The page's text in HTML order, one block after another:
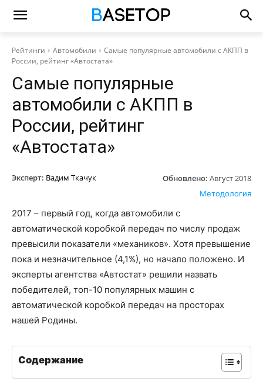
Рейтинги Автомобили
Самые популярные автомобили с АКПП в
России, рейтинг «Автостата»
Самые популярные
автомобили с АКПП в
России, рейтинг
«Автостата»
Эксперт: Вадим Ткачук Обновлено: Август 2018
Методология
2017 – первый год, когда автомобили с
автоматической коробкой передач по числу продаж
превысили показатели «механиков». Хотя превышение
пока и незначительное (4,1%), но начало положено. И
эксперты агентства «Автостат» решили назвать
победителей, топ-10 популярных машин с
автоматической коробкой передач на просторах
нашей Родины.
Содержание